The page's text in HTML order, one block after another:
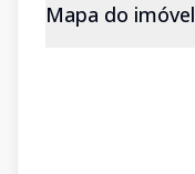
Mapa do imóvel